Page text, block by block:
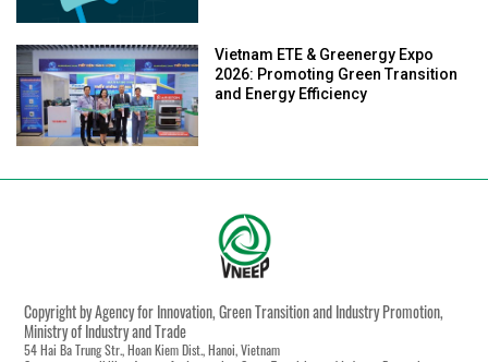
Vietnam ETE & Greenergy Expo
2026: Promoting Green Transition
and Energy Efficiency
Copyright by Agency for Innovation, Green Transition and Industry Promotion,
Ministry of Industry and Trade
54 Hai Ba Trung Str., Hoan Kiem Dist., Hanoi, Vietnam